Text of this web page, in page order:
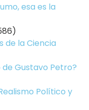
esa es la
de la Ciencia
Gustavo Petro?
Político y